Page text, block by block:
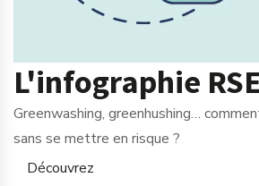
L'infographie
Greenwashing, greenhushing…
sans se mettre en risque ?
Découvrez